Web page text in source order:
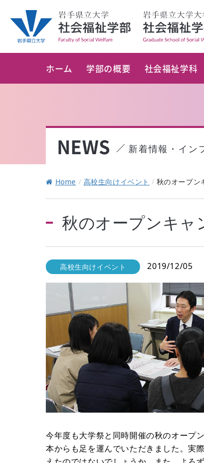
ホーム 学部の概要 社会福祉学科
NEWS 新着情報・イン
Home / 高校生向けイベント / 秋のオープン
秋のオープンキャ
高校生向けイベント 2019/12/05
今年度も大学祭と同時開催の秋のオープ
本からも足を運んでいただきました。実